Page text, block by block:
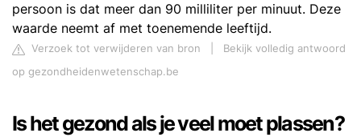
persoon is dat meer dan 90 milliliter per minuut. Deze
waarde neemt af met toenemende leeftijd.
Verzoek tot verwijderen van bron
Bekijk volledig antwoord
op gezondheidenwetenschap.be
Is het gezond als je veel moet plassen?